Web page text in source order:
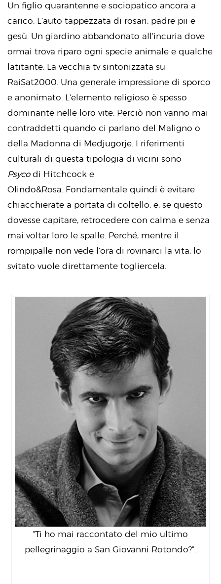
Un figlio quarantenne e sociopatico ancora a
carico. L’auto tappezzata di rosari, padre pii e
gesù. Un giardino abbandonato all’incuria dove
ormai trova riparo ogni specie animale e qualche
latitante. La vecchia tv sintonizzata su
RaiSat2000. Una generale impressione di sporco
e anonimato. L’elemento religioso è spesso
dominante nelle loro vite. Perciò non vanno mai
contraddetti quando ci parlano del Maligno o
della Madonna di Medjugorje. I riferimenti
culturali di questa tipologia di vicini sono
Psyco di Hitchcock e
Olindo&Rosa. Fondamentale quindi è evitare
chiacchierate a portata di coltello, e, se questo
dovesse capitare, retrocedere con calma e senza
mai voltar loro le spalle. Perché, mentre il
rompipalle non vede l’ora di rovinarci la vita, lo
svitato vuole direttamente togliercela.
“Ti ho mai raccontato del mio ultimo
pellegrinaggio a San Giovanni Rotondo?”.